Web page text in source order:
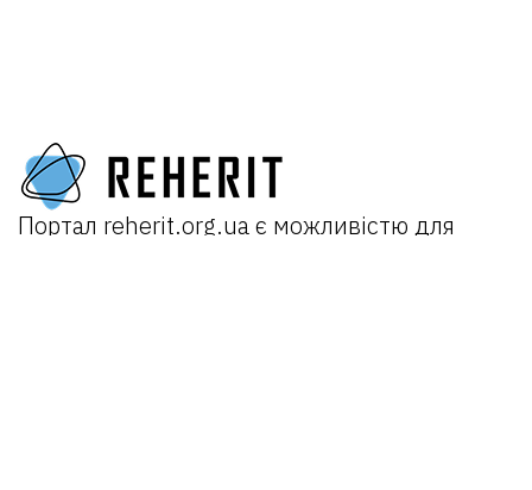
Портал reherit.org.uaє можливістю для